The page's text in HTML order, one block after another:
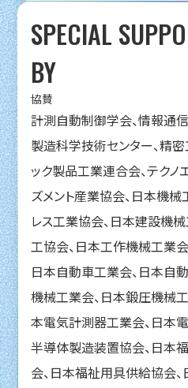
SPECIAL
BY
協賛
計測自動制御学会、情報通
製造科学技術センター、精
ック製品工業連合会、テクノ
ズメント産業協会、日本機
レス工業協会、日本建設機
工協会、日本工作機械工業
日本自動車工業会、日本自
機械工業会、日本鍛圧機械
本電気計測器工業会、日本
半導体製造装置協会、日本
会、日本福祉用具供給協会